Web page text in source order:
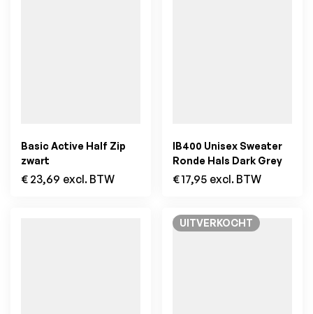
Basic Active Half Zip
zwart
€ 23,69 excl. BTW
IB400 Unisex Sweater
Ronde Hals Dark Grey
€17,95 excl. BTW
UITVERKOCHT